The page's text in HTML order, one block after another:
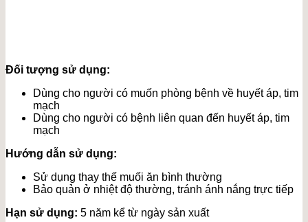
Đối tượng sử dụng:
Dùng cho người có muốn phòng bệnh về huyết áp, tim
mạch
Dùng cho người có bệnh liên quan đến huyết áp, tim
mạch
Hướng dẫn sử dụng:
Sử dụng thay thế muối ăn bình thường
Bảo quản ở nhiệt độ thường, tránh ánh nắng trực tiếp
Hạn sử dụng: 5 năm kể từ ngày sản xuất